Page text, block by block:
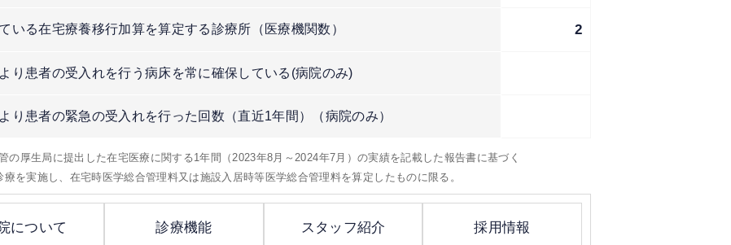
いる在宅療養移行加算を算定する診療所（医療機関数） 2
り患者の受入れを行う病床を常に確保している(病院のみ)
り患者の緊急の受入れを行った回数（直近1年間）（病院のみ）
の厚生局に提出した在宅医療に関する1年間（2023年8月～2024年7月）の実績を記載した報告書に基づく
を実施し、在宅時医学総合管理料又は施設入居時等医学総合管理料を算定したものに限る。
について 診療機能 スタッフ紹介 採用情報